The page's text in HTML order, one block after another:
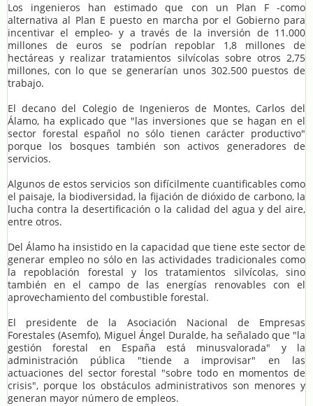
Los ingenieros han estimado que con un Plan F -como
alternativa al Plan E puesto en marcha por el Gobierno para
incentivar el empleo- y a través de la inversión de 11.000
millones de euros se podrían repoblar 1,8 millones de
hectáreas y realizar tratamientos silvícolas sobre otros 2,75
millones, con lo que se generarían unos 302.500 puestos de
trabajo.
El decano del Colegio de Ingenieros de Montes, Carlos del
Álamo, ha explicado que "las inversiones que se hagan en el
sector forestal español no sólo tienen carácter productivo"
porque los bosques también son activos generadores de
servicios.
Algunos de estos servicios son difícilmente cuantificables como
el paisaje, la biodiversidad, la fijación de dióxido de carbono, la
lucha contra la desertificación o la calidad del agua y del aire,
entre otros.
Del Álamo ha insistido en la capacidad que tiene este sector de
generar empleo no sólo en las actividades tradicionales como
la repoblación forestal y los tratamientos silvícolas, sino
también en el campo de las energías renovables con el
aprovechamiento del combustible forestal.
El presidente de la Asociación Nacional de Empresas
Forestales (Asemfo), Miguel Ángel Duralde, ha señalado que "la
gestión forestal en España está minusvalorada" y la
administración pública "tiende a improvisar" en las
actuaciones del sector forestal "sobre todo en momentos de
crisis", porque los obstáculos administrativos son menores y
generan mayor número de empleos.